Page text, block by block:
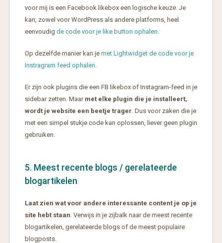
voor mij is een Facebook likebox een logische keuze. Je
kan, zowel voor WordPress als andere platforms, heel
eenvoudig de code voor je like button ophalen
Op dezelfde manier kan je met Lightwidget de code voor je
Instragram feed ophalen
Er zijn ook plugins die een FB likebox of Instagram-feed in je
sidebar zetten. Maarmet elke plugin die je installeert,
wordt je website een beetje trager . Dus voor zaken die je
met een simpel stukje code kan oplossen, liever geen plugin
gebruiken.
5. Meest recente blogs / gerelateerde
blogartikelen
Laat zien wat voor andere interessante content je op je
site hebt staan . Verwijs in je zijbalk naar de meest recente
blogartikelen, gerelateerde blogs of de meest populaire
blogposts.